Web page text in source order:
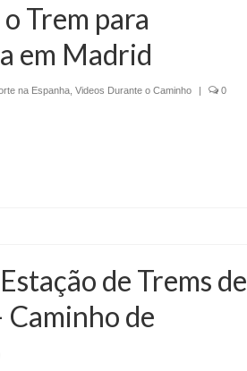
Trem para
em Madrid
na Espanha, Videos Durante o Caminho 0
de Trems de
de